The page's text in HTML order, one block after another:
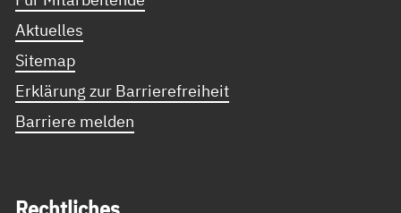
Aktuelles
Sitemap
Erklärung zur Barrierefreiheit
Barriere melden